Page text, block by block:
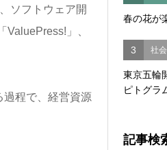
ソフトウェア開
」、
過程で、経営資源
春の花が
3 社
東京五輪
ピトグラ
記事検